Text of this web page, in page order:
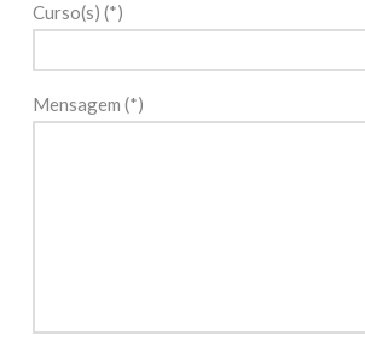
Curso(s) (*)
Mensagem (*)